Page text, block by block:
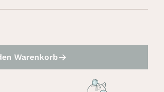
Warenkorb